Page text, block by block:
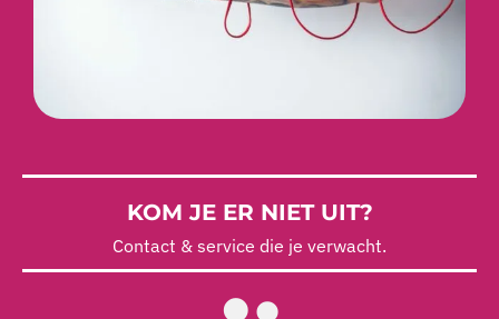
KOM JE ER NIET UIT?
Contact & service die je verwacht.